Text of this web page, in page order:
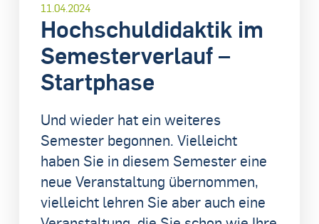
11.04.2024
Hochschuldidaktik im
Semesterverlauf –
Startphase
Und wieder hat ein weiteres
Semester begonnen. Vielleicht
haben Sie in diesem Semester eine
neue Veranstaltung übernommen,
vielleicht lehren Sie aber auch eine